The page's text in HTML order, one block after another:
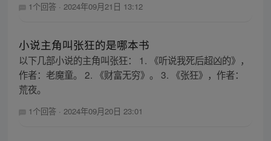
1个回答 · 2024年09月21日 13:12
小说主角叫张狂的是哪本书
以下几部小说的主角叫张狂： 1. 《听说我死后超凶的》，
作者：老魔童。 2. 《财富无穷》。 3. 《张狂》，作者：
荒夜。
1个回答 · 2024年09月20日 23:01